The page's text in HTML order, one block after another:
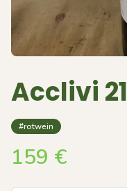
Acclivi 21
#rotwein
159 €